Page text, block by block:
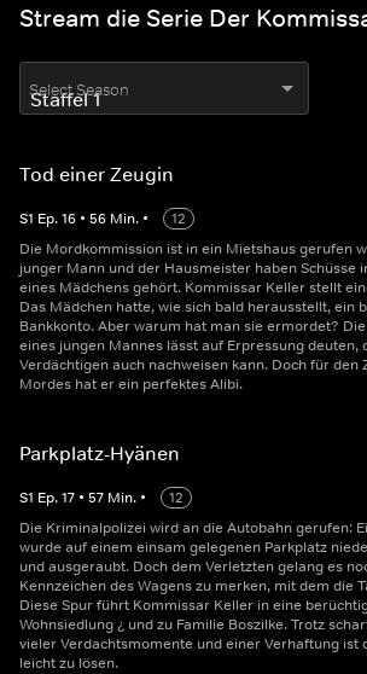
Stream die Serie Der
Select Season
Tod einer Zeugin
S1 Ep.16 • 56 Min. •
12
Die Mordkommission ist in ein Mietshaus gerufen
junger Mann und der Hausmeister haben Schüsse
eines Mädchens gehört. Kommissar Keller stellt
Das Mädchen hatte, wie sich bald herausstellt, ein
Bankkonto. Aber warum hat man sie ermordet?
eines jungen Mannes lässt auf Erpressung deuten,
Verdächtigen auch nachweisen kann. Doch für den
Mordes hat er ein perfektes Alibi.
Parkplatz-Hyänen
S1 Ep.17 • 57 Min. •
12
Die Kriminalpolizei wird an die Autobahn gerufen:
wurde auf einem einsam gelegenen Parkplatz
und ausgeraubt. Doch dem Verletzten gelang es
Kennzeichen des Wagens zu merken, mit dem die
Diese Spur führt Kommissar Keller in eine
Wohnsiedlung ¿ und zu Familie Boszilke. Trotz
vieler Verdachtsmomente und einer Verhaftung ist
leicht zu lösen.